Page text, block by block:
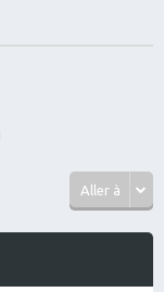
Aller à